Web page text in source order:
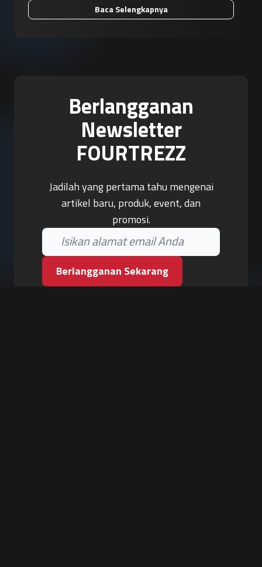
Baca Selengkapnya
Berlangganan
Newsletter
FOURTREZZ
Jadilah yang pertama tahu mengenai
artikel baru, produk, event, dan
promosi.
Berlangganan Sekarang